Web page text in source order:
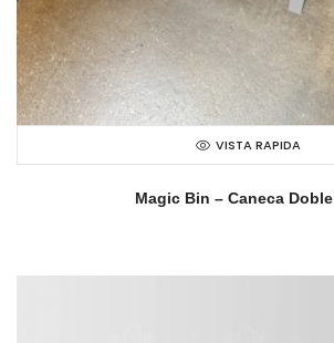
VISTA RAPIDA
Magic Bin – Caneca Doble